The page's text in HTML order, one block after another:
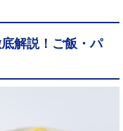
解説！ご飯・パ